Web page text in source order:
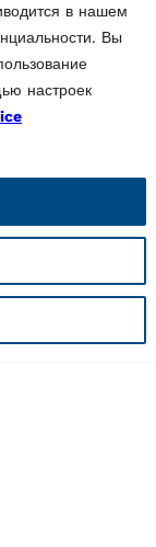
в нашем
Вы
настроек
развал»
8060P
«Сход-развал»
автомобиля,